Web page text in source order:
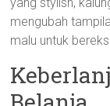
mengubah
malu untuk